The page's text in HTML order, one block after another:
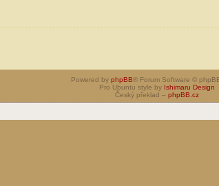
Powered by phpBB® Forum Software ©
Pro Ubuntu style by Ishimaru Design
Český překlad – phpBB.cz